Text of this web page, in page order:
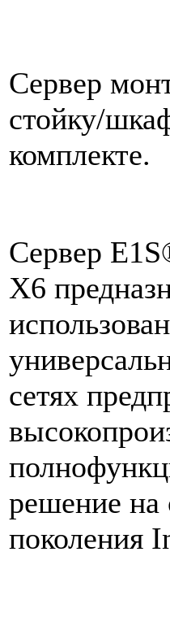
Сервер
стойку/
комплекте.
Сервер
X6
сетях
решение на
поколения